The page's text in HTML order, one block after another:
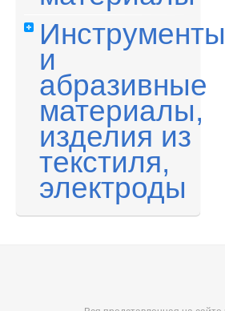
Инструменты
и
абразивные
материалы,
изделия из
текстиля,
электроды